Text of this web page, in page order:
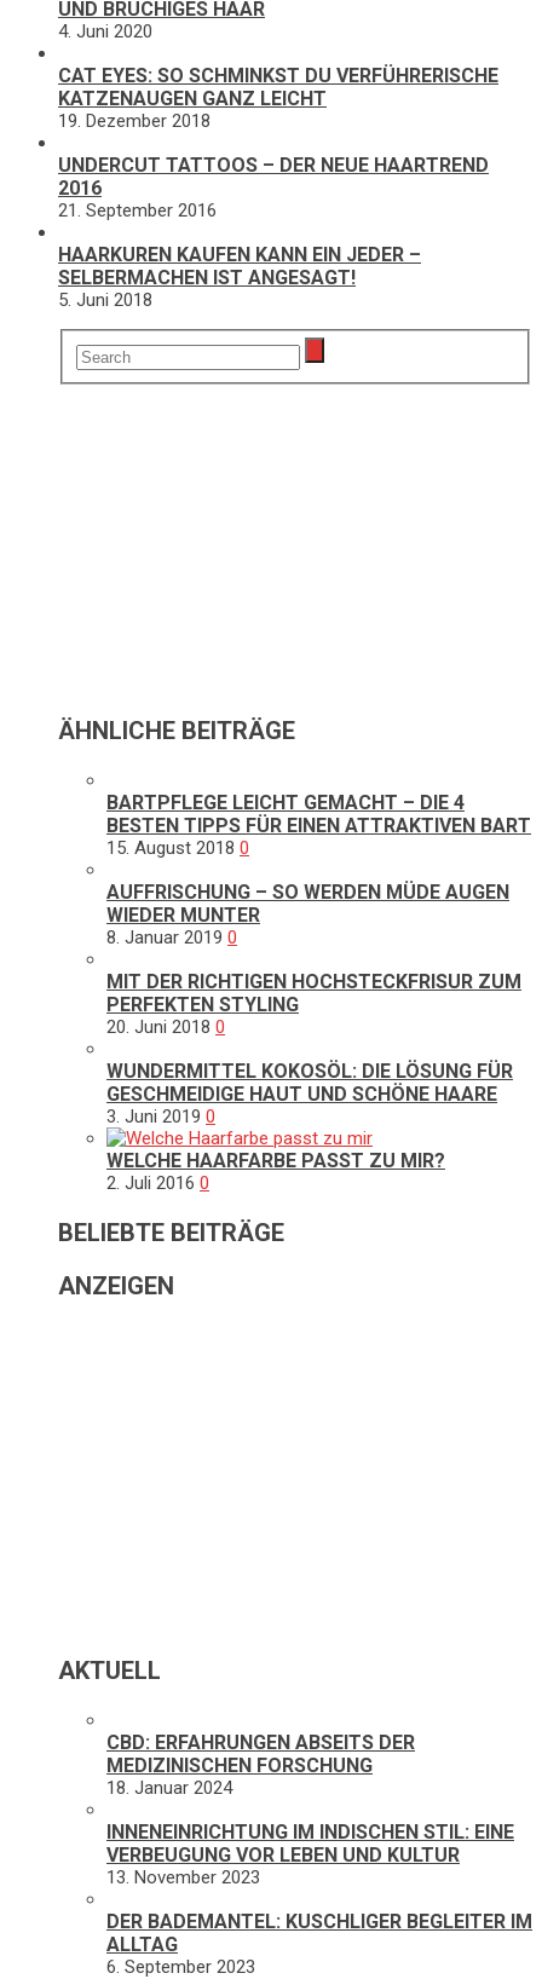
UND BRÜCHIGES HAAR
4. Juni 2020
CAT EYES: SO SCHMINKST DU VERFÜHRERISCHE
KATZENAUGEN GANZ LEICHT
19. Dezember 2018
UNDERCUT TATTOOS – DER NEUE HAARTREND
2016
21. September 2016
HAARKUREN KAUFEN KANN EIN JEDER –
SELBERMACHEN IST ANGESAGT!
5. Juni 2018
ÄHNLICHE BEITRÄGE
BARTPFLEGE LEICHT GEMACHT – DIE 4
BESTEN TIPPS FÜR EINEN ATTRAKTIVEN BART
15. August 2018 0
AUFFRISCHUNG – SO WERDEN MÜDE AUGEN
WIEDER MUNTER
8. Januar 2019 0
MIT DER RICHTIGEN HOCHSTECKFRISUR ZUM
PERFEKTEN STYLING
20. Juni 2018 0
WUNDERMITTEL KOKOSÖL: DIE LÖSUNG FÜR
GESCHMEIDIGE HAUT UND SCHÖNE HAARE
3. Juni 2019 0
WELCHE HAARFARBE PASST ZU MIR?
2. Juli 2016 0
BELIEBTE BEITRÄGE
ANZEIGEN
AKTUELL
CBD: ERFAHRUNGEN ABSEITS DER
MEDIZINISCHEN FORSCHUNG
18. Januar 2024
INNENEINRICHTUNG IM INDISCHEN STIL: EINE
VERBEUGUNG VOR LEBEN UND KULTUR
13. November 2023
DER BADEMANTEL: KUSCHLIGER BEGLEITER IM
ALLTAG
6. September 2023